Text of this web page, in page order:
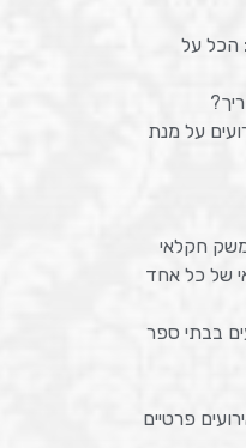
הכל על
על מנת
של כל אחד
בבתי ספר
פרטיים